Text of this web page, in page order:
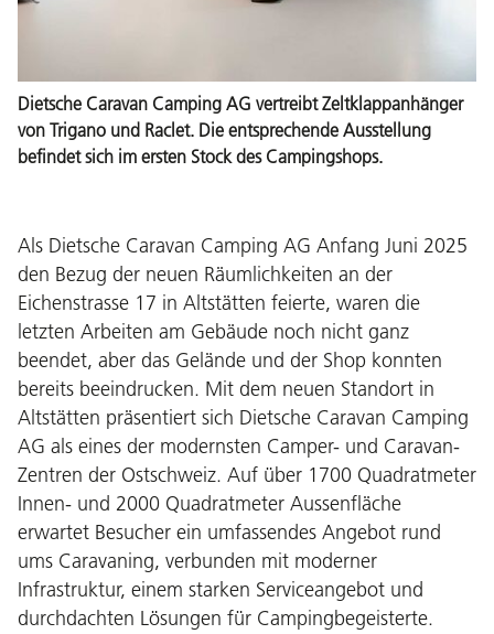
Dietsche Caravan Camping AG vertreibt Zeltklappanhänger
von Trigano und Raclet. Die entsprechende Ausstellung
befindet sich im ersten Stock des Campingshops.
Als Dietsche Caravan Camping AG Anfang Juni 2025
den Bezug der neuen Räumlichkeiten an der
Eichenstrasse 17 in Altstätten feierte, waren die
letzten Arbeiten am Gebäude noch nicht ganz
beendet, aber das Gelände und der Shop konnten
bereits beeindrucken. Mit dem neuen Standort in
Altstätten präsentiert sich Dietsche Caravan Camping
AG als eines der modernsten Camper- und Caravan-
Zentren der Ostschweiz. Auf über 1700 Quadratmeter
Innen- und 2000 Quadratmeter Aussenfläche
erwartet Besucher ein umfassendes Angebot rund
ums Caravaning, verbunden mit moderner
Infrastruktur, einem starken Serviceangebot und
durchdachten Lösungen für Campingbegeisterte.